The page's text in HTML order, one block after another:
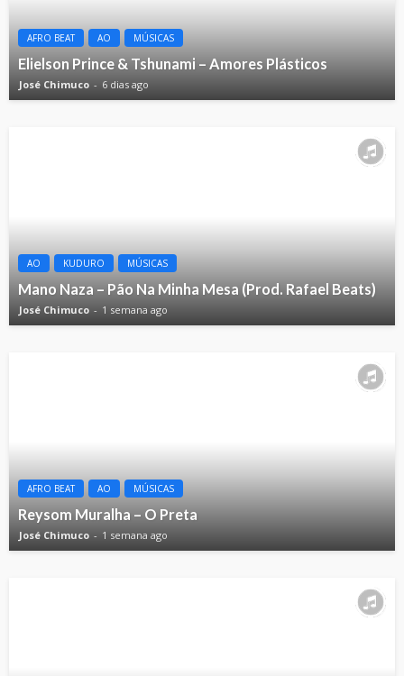
AFRO BEAT AO MÚSICAS
Elielson Prince & Tshunami – Amores Plásticos
José Chimuco 6 dias ago
AO KUDURO MÚSICAS
Mano Naza – Pão Na Minha Mesa (Prod. Rafael Beats)
José Chimuco 1 semana ago
AFRO BEAT AO MÚSICAS
Reysom Muralha – O Preta
José Chimuco 1 semana ago